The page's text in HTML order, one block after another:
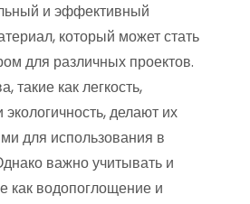
и эффективный
который может стать
для различных проектов.
такие как легкость,
делают их
для использования в
важно учитывать и
как водопоглощение и